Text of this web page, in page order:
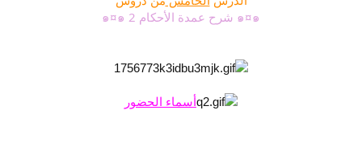
๑¤๑ شرح عمدة الأحكام 2 ๑¤๑
أسماء الحضور